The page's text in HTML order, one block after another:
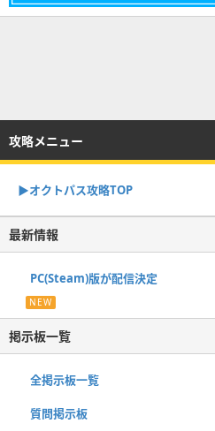
攻略メニュー
▶オクトパス攻略TOP
最新情報
PC(Steam)版が配信決定
NEW
掲示板一覧
全掲示板一覧
質問掲示板